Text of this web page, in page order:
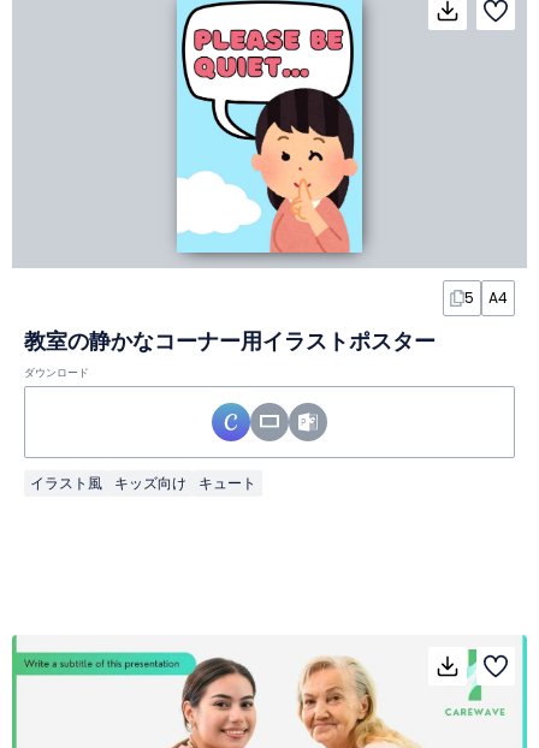
5 A4
教室の静かなコーナー用イラストポスター
ダウンロード
イラスト風 キッズ向け キュート